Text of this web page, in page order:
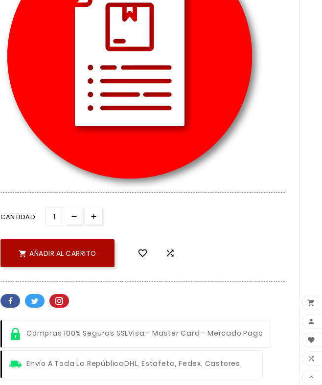
CANTIDAD
 AÑADIR AL CARRITO  
Compras 100% Seguras SSLVisa - Master Card - Mercado Pago
Envío A Toda La RepúblicaDHL, Estafeta, Fedex, Castores,




